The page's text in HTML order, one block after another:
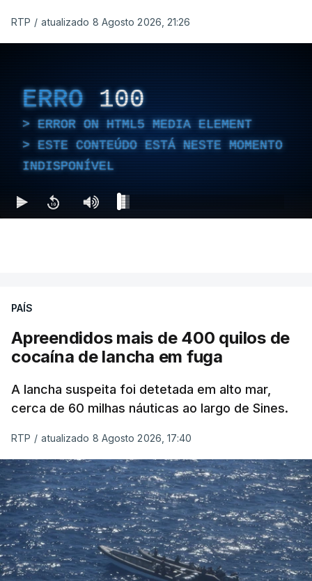
RTP / atualizado 8 Agosto 2026, 21:26
ERRO 100
ERROR ON HTML5 MEDIA ELEMENT
ESTE CONTEÚDO ESTÁ NESTE MOMENTO
INDISPONÍVEL
PAÍS
Apreendidos mais de 400 quilos de
cocaína de lancha em fuga
A lancha suspeita foi detetada em alto mar,
cerca de 60 milhas náuticas ao largo de Sines.
RTP / atualizado 8 Agosto 2026, 17:40